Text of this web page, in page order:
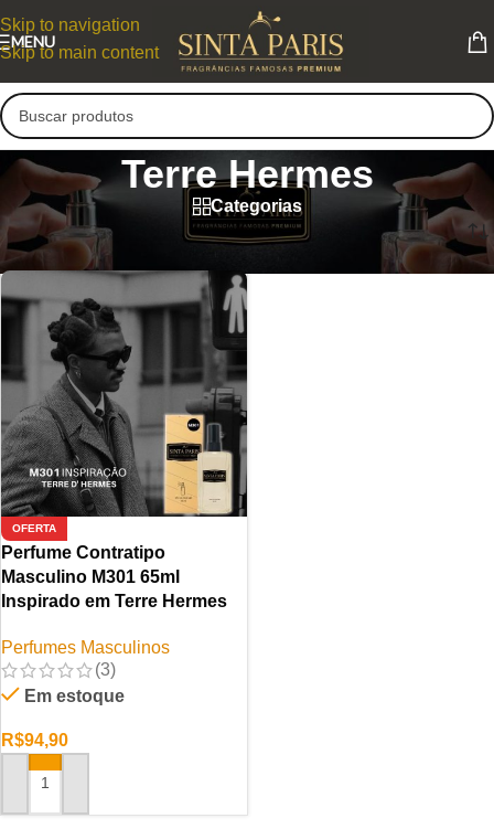
Skip to navigation
Skip to main content
MENU
Terre Hermes
Categorias
Terre Hermes
OFERTA
Perfume Contratipo
Masculino M301 65ml
Inspirado em Terre Hermes
Perfumes Masculinos
(3)
Em estoque
R$94,90
ADICIONAR AO CARRINHO